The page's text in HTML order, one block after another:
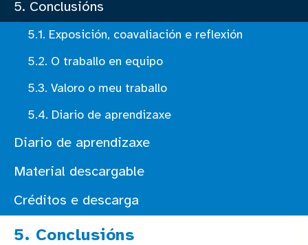
5. Conclusións
5.1. Exposición, coavaliación e reflexión
5.2. O traballo en equipo
5.3. Valoro o meu traballo
5.4. Diario de aprendizaxe
Diario de aprendizaxe
Material descargable
Créditos e descarga
5. Conclusións